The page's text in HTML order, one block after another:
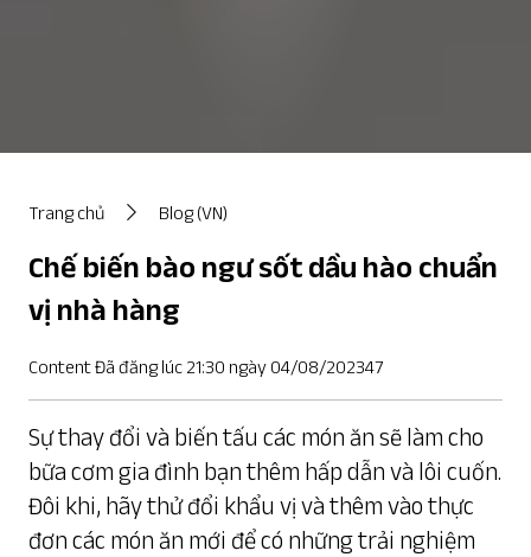
Trang chủ Blog (VN)
Chế biến bào ngư sốt dầu hào chuẩn
vị nhà hàng
Content Đã đăng lúc 21:30 ngày 04/08/202347
Sự thay đổi và biến tấu các món ăn sẽ làm cho
bữa cơm gia đình bạn thêm hấp dẫn và lôi cuốn.
Đôi khi, hãy thử đổi khẩu vị và thêm vào thực
đơn các món ăn mới để có những trải nghiệm